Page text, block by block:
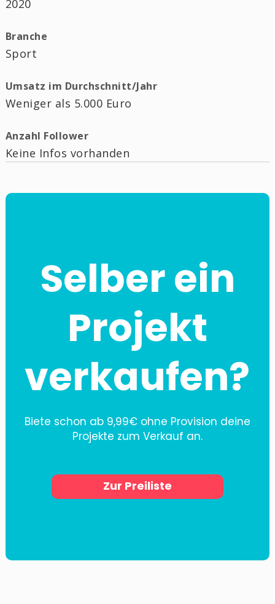
2020
Branche
Sport
Umsatz im Durchschnitt/Jahr
Weniger als 5.000 Euro
Anzahl Follower
Keine Infos vorhanden
Selber ein
Projekt
verkaufen?
Biete schon ab 9,99€ ohne Provision deine
Projekte zum Verkauf an.
Zur Preiliste